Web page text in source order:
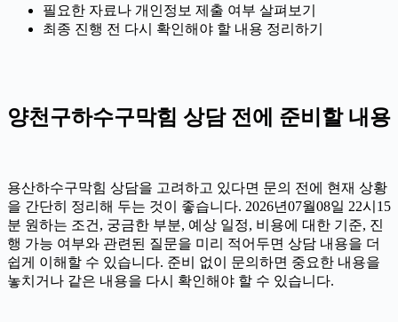
필요한 자료나 개인정보 제출 여부 살펴보기
최종 진행 전 다시 확인해야 할 내용 정리하기
양천구하수구막힘 상담 전에 준비할 내용
용산하수구막힘 상담을 고려하고 있다면 문의 전에 현재 상황
을 간단히 정리해 두는 것이 좋습니다. 2026년07월08일 22시15
분 원하는 조건, 궁금한 부분, 예상 일정, 비용에 대한 기준, 진
행 가능 여부와 관련된 질문을 미리 적어두면 상담 내용을 더
쉽게 이해할 수 있습니다. 준비 없이 문의하면 중요한 내용을
놓치거나 같은 내용을 다시 확인해야 할 수 있습니다.